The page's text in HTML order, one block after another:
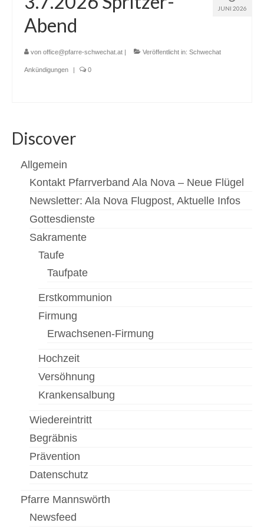
Newsfeed
Gottesdienste
Chronik Kirche Kledering
Bilderbuch
Newsfeed
Kontakt
Menschen
Gottesdienst
Pfarrcaritas
Firmung
Pfarre Zwölfaxing
Newsfeed
Kontakt
Menschen in der Pfarre Zwölfaxing
JUNI 2026
Abend
von office@pfarre-schwechat.at | Veröffentlicht in: Schwechat
Ankündigungen | 0
Discover
Allgemein
Kontakt Pfarrverband Ala Nova – Neue Flügel
Newsletter: Ala Nova Flugpost, Aktuelle Infos
Gottesdienste
Sakramente
Taufe
Taufpate
Erstkommunion
Firmung
Erwachsenen-Firmung
Hochzeit
Versöhnung
Krankensalbung
Wiedereintritt
Begräbnis
Prävention
Datenschutz
Pfarre Mannswörth
Newsfeed